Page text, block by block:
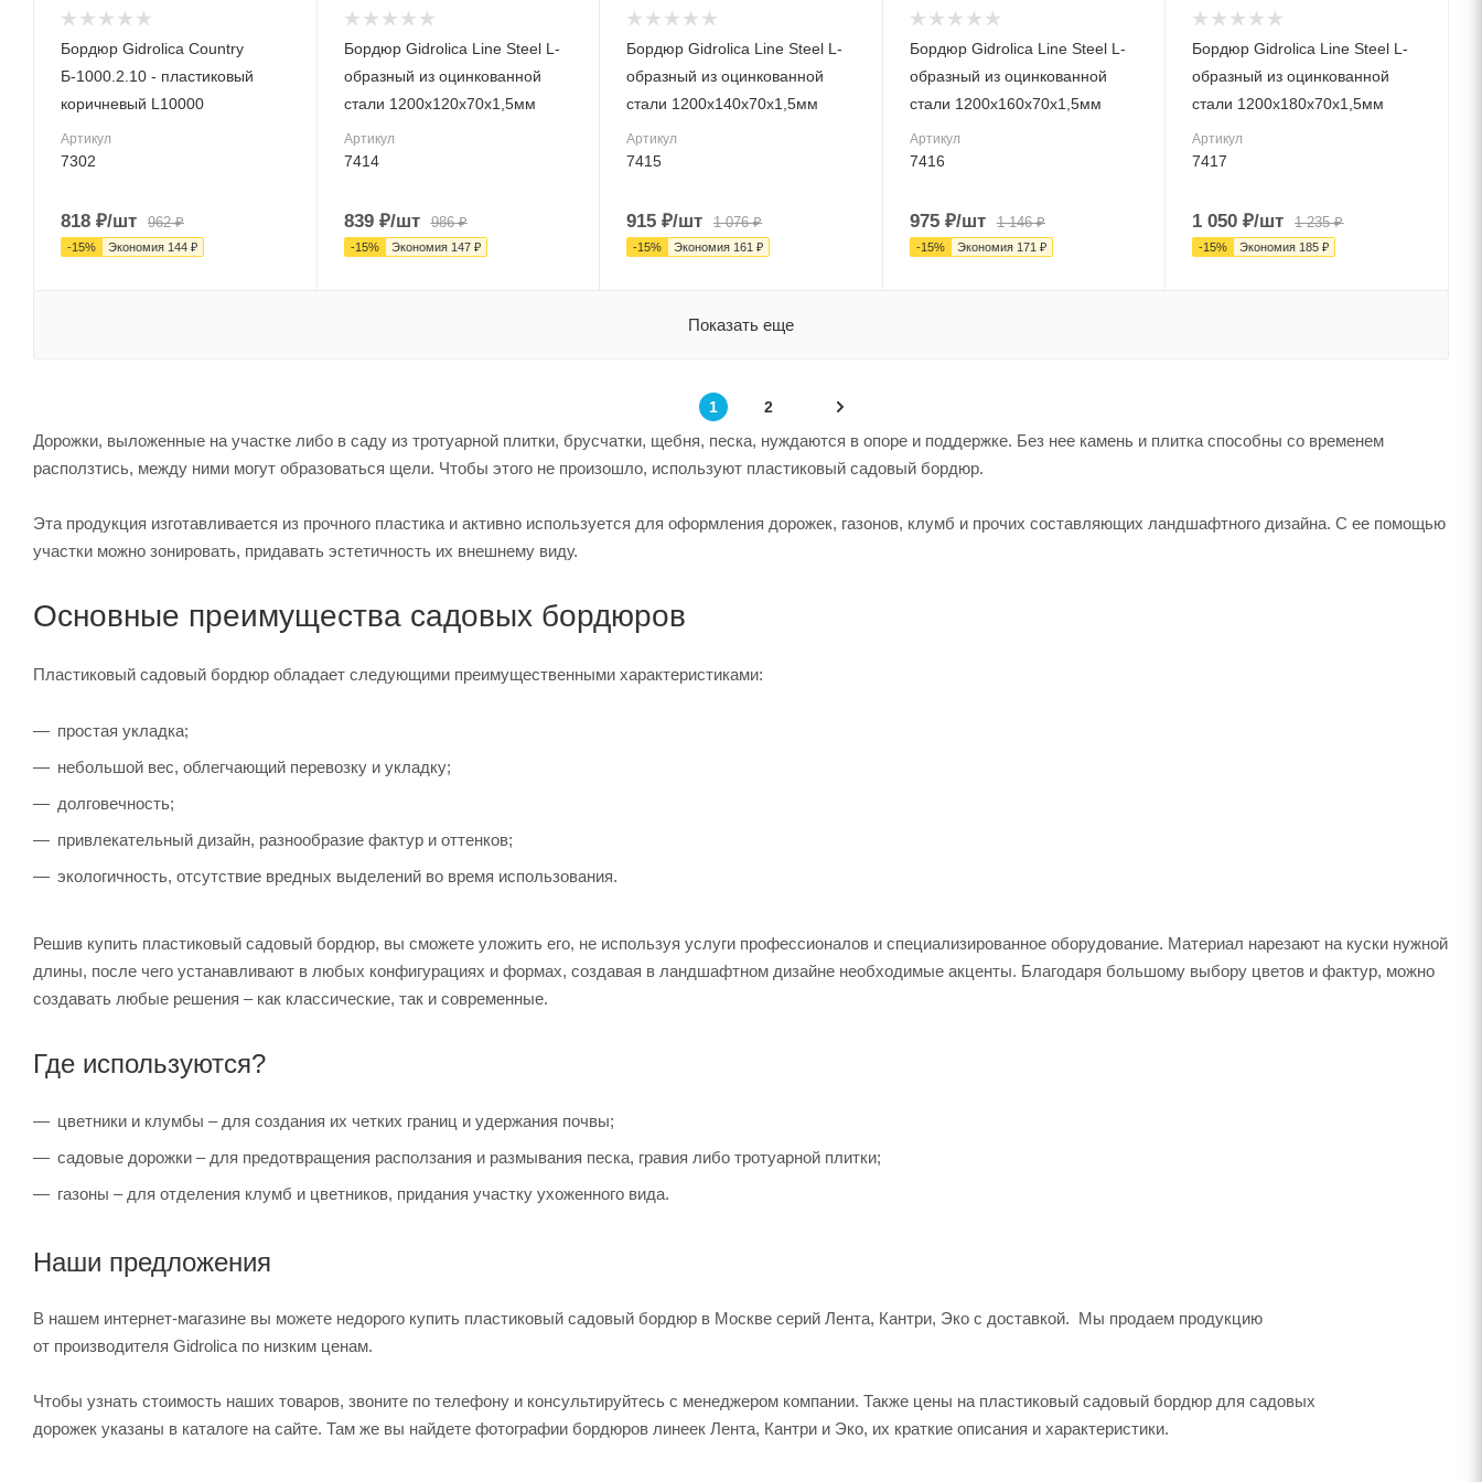
1.65
Country
Артикул
7302
10000
Бордюр Gidrolica Country
Б-1000.2.10 - пластиковый
коричневый L10000
Артикул
7302
818 ₽/шт 962₽
-15% Экономия 144 ₽
Материал лотка и
Сталь
Вес, кг
2.62
Серия
Line Steel
7414
Длина, мм
Бордюр Gidrolica Line Steel L-
образный из оцинкованной
стали 1200х120х70х1,5мм
Артикул
7414
839₽/шт 986₽
-15% Экономия 147₽
Материал лотка и
Сталь
Вес, кг
3.05
Серия
Line Steel
7415
Длина, мм
Бордюр Gidrolica Line Steel L-
образный из оцинкованной
стали 1200х140х70х1,5мм
Артикул
7415
915 ₽/шт 1 076₽
-15% Экономия 161 ₽
Материал лотка и
Сталь
Вес, кг
3.49
Серия
Line Steel
7416
Длина, мм
Бордюр Gidrolica Line Steel L-
образный из оцинкованной
стали 1200х160х70х1,5мм
Артикул
7416
975₽/шт 1 146₽
-15% Экономия 171 ₽
Материал лотка и
Сталь
Вес, кг
3.92
Серия
Line Steel
7417
Длина, мм
Бордюр Gidrolica Line Steel L-
образный из оцинкованной
стали 1200х180х70х1,5мм
Артикул
7417
1 050 ₽/шт 1 235₽
-15% Экономия 185 ₽
Показать еще
1 2
Дорожки, выложенные на участке либо в саду из тротуарной плитки, брусчатки, щебня, песка, нуждаются в опоре и поддержке. Без нее камень и плитка способны со временем
расползтись, между ними могут образоваться щели. Чтобы этого не произошло, используют пластиковый садовый бордюр.
Эта продукция изготавливается из прочного пластика и активно используется для оформления дорожек, газонов, клумб и прочих составляющих ландшафтного дизайна. С ее помощью
участки можно зонировать, придавать эстетичность их внешнему виду.
Основные преимущества садовых бордюров
Пластиковый садовый бордюр обладает следующими преимущественными характеристиками:
простая укладка;
небольшой вес, облегчающий перевозку и укладку;
долговечность;
привлекательный дизайн, разнообразие фактур и оттенков;
экологичность, отсутствие вредных выделений во время использования.
Решив купить пластиковый садовый бордюр, вы сможете уложить его, не используя услуги профессионалов и специализированное оборудование. Материал нарезают на куски нужной
длины, после чего устанавливают в любых конфигурациях и формах, создавая в ландшафтном дизайне необходимые акценты. Благодаря большому выбору цветов и фактур, можно
создавать любые решения – как классические, так и современные.
Где используются?
цветники и клумбы – для создания их четких границ и удержания почвы;
садовые дорожки – для предотвращения расползания и размывания песка, гравия либо тротуарной плитки;
газоны – для отделения клумб и цветников, придания участку ухоженного вида.
Наши предложения
В нашем интернет-магазине вы можете недорого купить пластиковый садовый бордюр в Москве серий Лента, Кантри, Эко с доставкой. Мы продаем продукцию
от производителя Gidrolica по низким ценам.
Чтобы узнать стоимость наших товаров, звоните по телефону и консультируйтесь с менеджером компании. Также цены на пластиковый садовый бордюр для садовых
дорожек указаны в каталоге на сайте. Там же вы найдете фотографии бордюров линеек Лента, Кантри и Эко, их краткие описания и характеристики.